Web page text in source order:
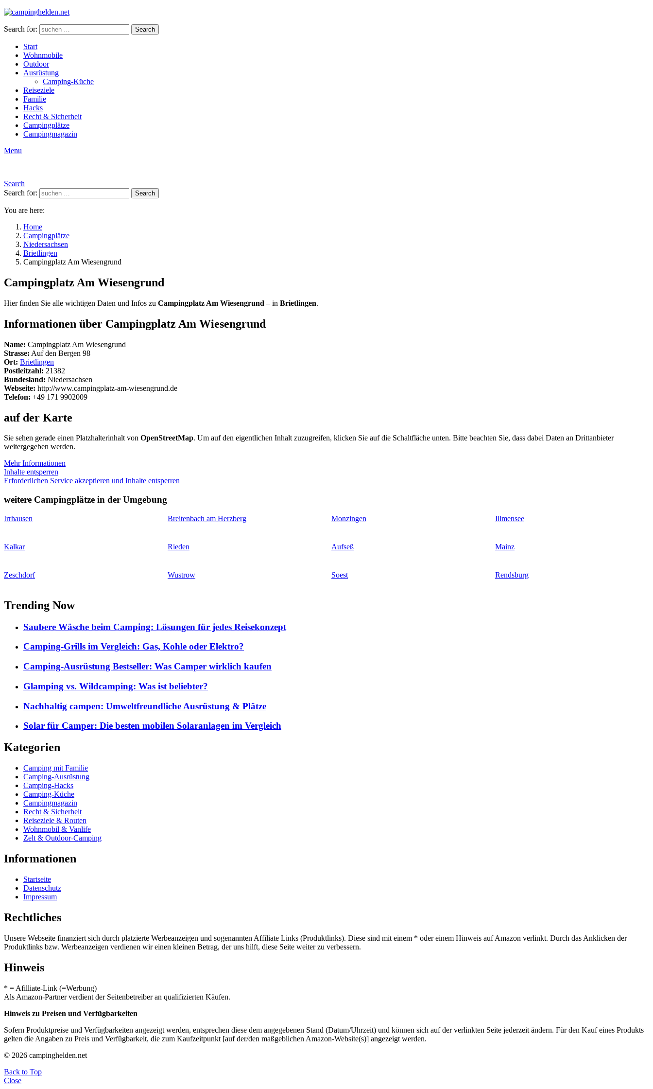
Search for: Search
Start
Wohnmobile
Outdoor
Ausrüstung
Camping-Küche
Reiseziele
Familie
Hacks
Recht & Sicherheit
Campingplätze
Campingmagazin
Menu
Search
Search for:
Search
You are here:
Home
Campingplätze
Niedersachsen
Brietlingen
Campingplatz Am Wiesengrund
Campingplatz Am Wiesengrund
Hier finden Sie alle wichtigen Daten und Infos zu Campingplatz Am Wiesengrund – in Brietlingen.
Informationen über Campingplatz Am Wiesengrund
Name: Campingplatz Am Wiesengrund
Strasse: Auf den Bergen 98
Ort: Brietlingen
Postleitzahl: 21382
Bundesland: Niedersachsen
Webseite: http://www.campingplatz-am-wiesengrund.de
Telefon: +49 171 9902009
auf der Karte
Sie sehen gerade einen Platzhalterinhalt von OpenStreetMap. Um auf den eigentlichen Inhalt zuzugreifen, klicken Sie auf die Schaltfläche unten. Bitte beachten Sie, dass dabei Daten an Drittanbieter
weitergegeben werden.
Mehr Informationen
Inhalte entsperren
Erforderlichen Service akzeptieren und Inhalte entsperren
weitere Campingplätze in der Umgebung
Irrhausen Breitenbach am Herzberg Monzingen Illmensee
Kalkar Rieden Aufseß Mainz
Zeschdorf Wustrow Soest Rendsburg
Trending Now
Saubere Wäsche beim Camping: Lösungen für jedes Reisekonzept
Camping-Grills im Vergleich: Gas, Kohle oder Elektro?
Camping-Ausrüstung Bestseller: Was Camper wirklich kaufen
Glamping vs. Wildcamping: Was ist beliebter?
Nachhaltig campen: Umweltfreundliche Ausrüstung & Plätze
Solar für Camper: Die besten mobilen Solaranlagen im Vergleich
Kategorien
Camping mit Familie
Camping-Ausrüstung
Camping-Hacks
Camping-Küche
Campingmagazin
Recht & Sicherheit
Reiseziele & Routen
Wohnmobil & Vanlife
Zelt & Outdoor-Camping
Informationen
Startseite
Datenschutz
Impressum
Rechtliches
Unsere Webseite finanziert sich durch platzierte Werbeanzeigen und sogenannten Affiliate Links (Produktlinks). Diese sind mit einem * oder einem Hinweis auf Amazon verlinkt. Durch das Anklicken der
Produktlinks bzw. Werbeanzeigen verdienen wir einen kleinen Betrag, der uns hilft, diese Seite weiter zu verbessern.
Hinweis
* = Afilliate-Link (=Werbung)
Als Amazon-Partner verdient der Seitenbetreiber an qualifizierten Käufen.
Hinweis zu Preisen und Verfügbarkeiten
Sofern Produktpreise und Verfügbarkeiten angezeigt werden, entsprechen diese dem angegebenen Stand (Datum/Uhrzeit) und können sich auf der verlinkten Seite jederzeit ändern. Für den Kauf eines Produkts
gelten die Angaben zu Preis und Verfügbarkeit, die zum Kaufzeitpunkt [auf der/den maßgeblichen Amazon-Website(s)] angezeigt werden.
© 2026 campinghelden.net
Back to Top
Close